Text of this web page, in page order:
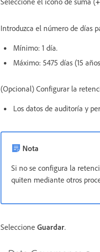
Introduzca el número de días
Mínimo: 1 día.
Máximo: 5475 días (15
(Opcional) Configurar la
Los datos de auditoría y
Nota
Si no se configura la
quiten mediante otros
Seleccione Guardar.